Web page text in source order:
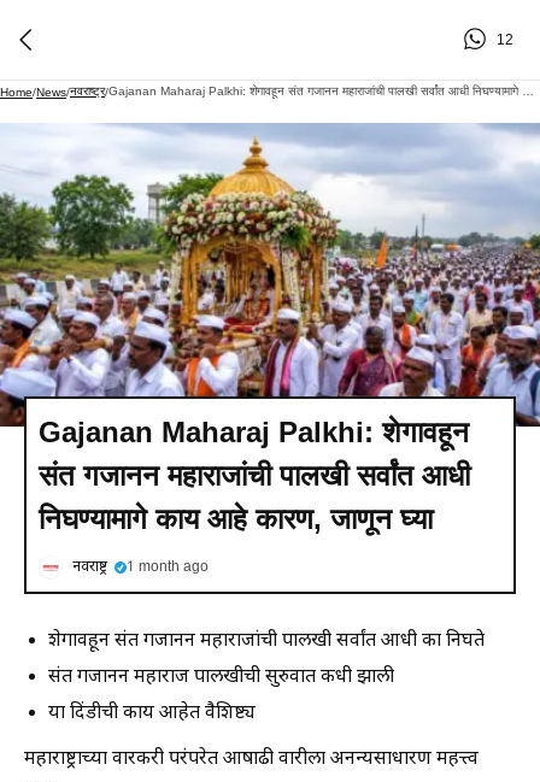
12
Home/News/नवराष्ट्र/
Gajanan Maharaj Palkhi: शेगावहून
संत गजानन महाराजांची पालखी सर्वांत आधी
निघण्यामागे काय आहे कारण, जाणून घ्या
नवराष्ट्र 1 month ago
शेगावहून संत गजानन महाराजांची पालखी सर्वांत आधी का निघते
संत गजानन महाराज पालखीची सुरुवात कधी झाली
या दिंडीची काय आहेत वैशिष्ट्य
महाराष्ट्राच्या वारकरी परंपरेत आषाढी वारीला अनन्यसाधारण महत्त्व